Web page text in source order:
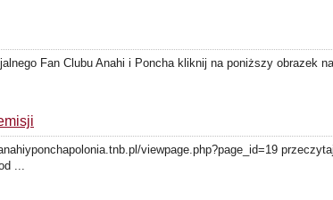
Fan Clubu Anahi i Poncha kliknij na poniższy obrazek
viewpage.php?page_id=19
...